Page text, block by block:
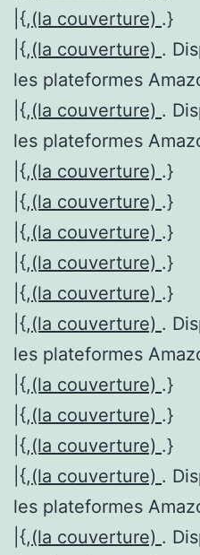
|{,(la couverture) .}
|{,(la couverture) .
les plateformes
|{,(la couverture) .
les plateformes
|{,(la couverture) .}
|{,(la couverture) .}
|{,(la couverture) .}
|{,(la couverture) .}
|{,(la couverture) .}
|{,(la couverture) .
les plateformes
|{,(la couverture) .}
|{,(la couverture) .}
|{,(la couverture) .}
|{,(la couverture) .
les plateformes
|{,(la couverture) .